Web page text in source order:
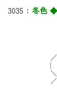
3035 ： 冬色
／
／
／ （●
| （__
＼
／